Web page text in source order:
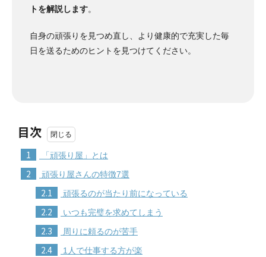
トを解説します。
自身の頑張りを見つめ直し、より健康的で充実した毎
日を送るためのヒントを見つけてください。
目次
1 「頑張り屋」とは
2 頑張り屋さんの特徴7選
2.1 頑張るのが当たり前になっている
2.2 いつも完璧を求めてしまう
2.3 周りに頼るのが苦手
2.4 1人で仕事する方が楽